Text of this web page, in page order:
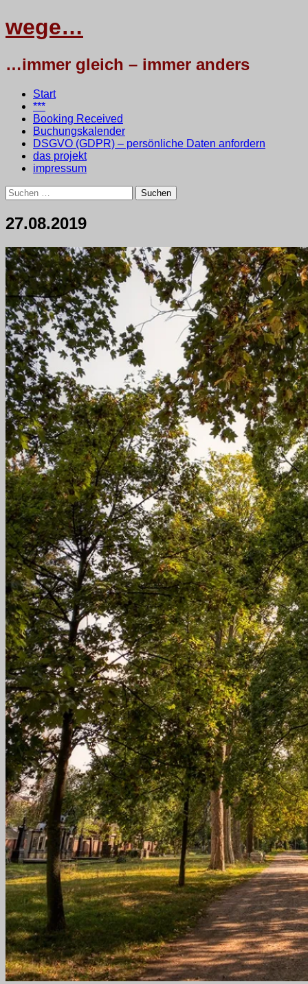
wege…
…immer gleich – immer anders
Menü
Zum
Inhalt
springen
Start
***
Booking Received
Buchungskalender
DSGVO (GDPR) – persönliche Daten anfordern
das projekt
impressum
Suchen
nach:
27.08.2019
28.
August
2019
•
testbaum